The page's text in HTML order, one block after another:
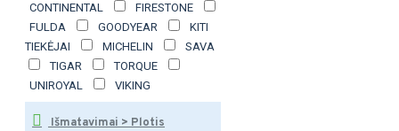
CONTINENTAL
FIRESTONE
FULDA
GOODYEAR
KITI
TIEKĖJAI
MICHELIN
SAVA
TIGAR
TORQUE
UNIROYAL
VIKING
Išmatavimai > Plotis